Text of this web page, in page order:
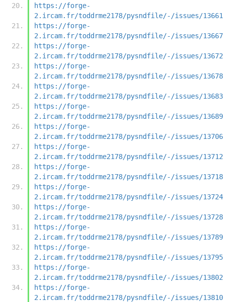
https://forge-
2.ircam.fr/toddrme2178/pysndfile/-/issues/13661
https://forge-
2.ircam.fr/toddrme2178/pysndfile/-/issues/13667
https://forge-
2.ircam.fr/toddrme2178/pysndfile/-/issues/13672
https://forge-
2.ircam.fr/toddrme2178/pysndfile/-/issues/13678
https://forge-
2.ircam.fr/toddrme2178/pysndfile/-/issues/13683
https://forge-
2.ircam.fr/toddrme2178/pysndfile/-/issues/13689
https://forge-
2.ircam.fr/toddrme2178/pysndfile/-/issues/13706
https://forge-
2.ircam.fr/toddrme2178/pysndfile/-/issues/13712
https://forge-
2.ircam.fr/toddrme2178/pysndfile/-/issues/13718
https://forge-
2.ircam.fr/toddrme2178/pysndfile/-/issues/13724
https://forge-
2.ircam.fr/toddrme2178/pysndfile/-/issues/13728
https://forge-
2.ircam.fr/toddrme2178/pysndfile/-/issues/13789
https://forge-
2.ircam.fr/toddrme2178/pysndfile/-/issues/13795
https://forge-
2.ircam.fr/toddrme2178/pysndfile/-/issues/13802
https://forge-
2.ircam.fr/toddrme2178/pysndfile/-/issues/13810